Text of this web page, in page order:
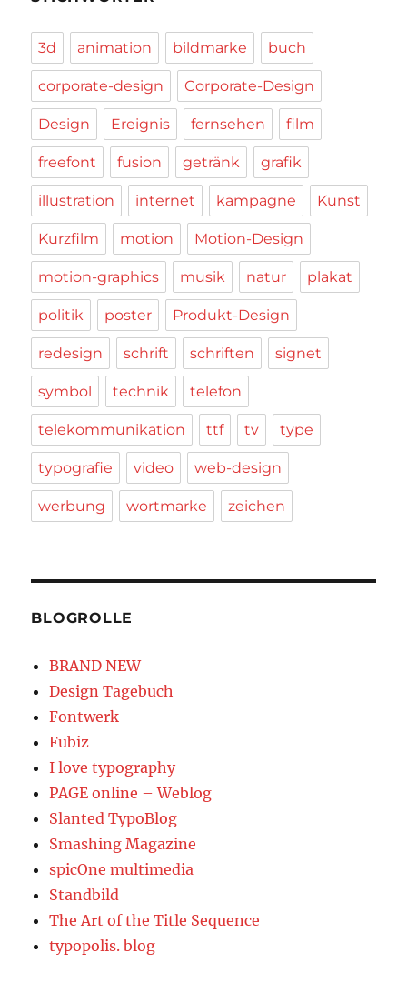
3d animation bildmarke buch
corporate-design Corporate-Design
Design Ereignis fernsehen film
freefont fusion getränk grafik
illustration internet kampagne Kunst
Kurzfilm motion Motion-Design
motion-graphics musik natur plakat
politik poster Produkt-Design
redesign schrift schriften signet
symbol technik telefon
telekommunikation ttf tv type
typografie video web-design
werbung wortmarke zeichen
BLOGROLLE
BRAND NEW
Design Tagebuch
Fontwerk
Fubiz
I love typography
PAGE online – Weblog
Slanted TypoBlog
Smashing Magazine
spicOne multimedia
Standbild
The Art of the Title Sequence
typopolis. blog